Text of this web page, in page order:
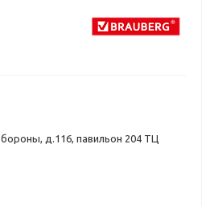
д.116, павильон 204 ТЦ